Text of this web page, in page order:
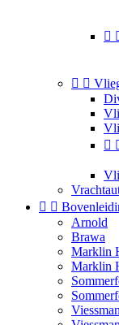

 

 
Arnold
Brawa
Marklin
Marklin